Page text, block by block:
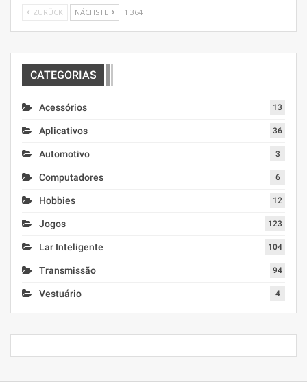
ZURÜCK NÄCHSTE 1 364
CATEGORIAS
Acessórios 13
Aplicativos 36
Automotivo 3
Computadores 6
Hobbies 12
Jogos 123
Lar Inteligente 104
Transmissão 94
Vestuário 4